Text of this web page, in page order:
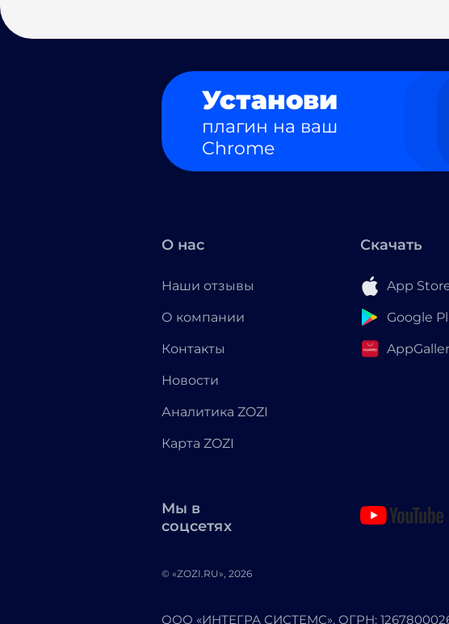
Установи
плагин на ваш
Chrome
О нас
Наши отзывы
О компании
Контакты
Новости
Аналитика ZOZI
Карта ZOZI
Скачать
App
Google
Мы в
соцсетях
© «ZOZI.RU», 2026
ООО «ИНТЕГРА СИСТЕМС». ОГРН: